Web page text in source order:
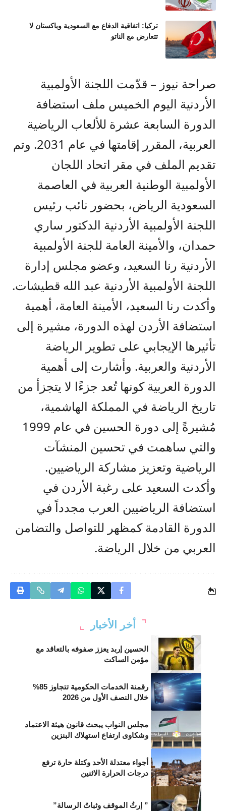
تركيا: اتفاقية الدفاع مع السعودية وباكستان لا
تتعارض مع الناتو
صراحة نيوز – قدّمت اللجنة الأولمبية
الأردنية اليوم الخميس ملف استضافة
الدورة السابعة عشرة للألعاب الرياضية
العربية، المقرر إقامتها في عام 2031. وتم
تقديم الملف في مقر اتحاد اللجان
الأولمبية الوطنية العربية في العاصمة
السعودية الرياض، بحضور نائب رئيس
اللجنة الأولمبية الأردنية الدكتور ساري
حمدان، والأمينة العامة للجنة الأولمبية
الأردنية رنا السعيد، وعضو مجلس إدارة
اللجنة الأولمبية الأردنية عبد الله قطيشات.
وأكدت رنا السعيد، الأمينة العامة، أهمية
استضافة الأردن لهذه الدورة، مشيرة إلى
تأثيرها الإيجابي على تطوير الرياضة
الأردنية والعربية. وأشارت إلى أهمية
الدورة العربية كونها تُعد جزءًا لا يتجزأ من
تاريخ الرياضة في المملكة الهاشمية،
مُشيرةً إلى دورة الحسين في عام 1999
والتي ساهمت في تحسين المنشآت
الرياضية وتعزيز مشاركة الرياضيين.
وأكدت السعيد على رغبة الأردن في
استضافة الرياضيين العرب مجدداً في
الدورة القادمة كمظهر للتواصل والتضامن
العربي من خلال الرياضة.
أخر الأخبار
الحسين إربد يعزز صفوفه بالتعاقد مع
مؤمن الساكت
رقمنة الخدمات الحكومية تتجاوز 85%
خلال النصف الأول من 2026
مجلس النواب يبحث قانون هيئة الاعتماد
وشكاوى ارتفاع استهلاك البنزين
أجواء معتدلة الأحد وكتلة حارة ترفع
درجات الحرارة الاثنين
” إرثُ الموقف وثباتُ الرسالة”